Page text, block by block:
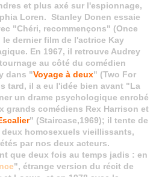
et plus axé sur l'espionnage,
Loren. Stanley Donen essaie
"Chéri, recommençons" (Once
le dernier film de l'actrice Kay
En 1967, il retrouve Audrey
au côté du comédien
dans "Voyage à deux" (Two For
tard, il a eu l'idée bien avant "La
un drame psychologique enrobé
grands comédiens Rex Harrison et
" (Staircase,1969); il tente de
homosexuels vieillissants,
par nos deux acteurs.
que deux fois au temps jadis : en
", étrange version du récit de